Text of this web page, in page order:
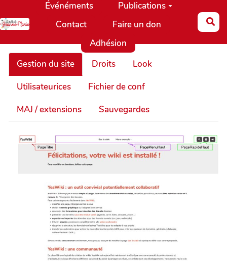
Aller au contenu principal
Événéments
Publications
Contact
Faire un don
Adhésion
Gestion du site Droits
Look
Utilisateurices
Fichier de conf
MAJ / extensions
Sauvegardes